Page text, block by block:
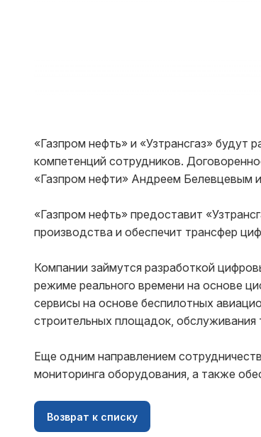
«Газпром нефть» и «Узтрансгаз» будут
компетенций сотрудников.
«Газпром нефти» Андреем Белевцевым
«Газпром нефть» предоставит
производства и обеспечит трансфер
Компании займутся разработкой
режиме реального времени на основе
сервисы на основе беспилотных
строительных площадок, обслуживания
Еще одним направлением
мониторинга оборудования, а также
Возврат к списку